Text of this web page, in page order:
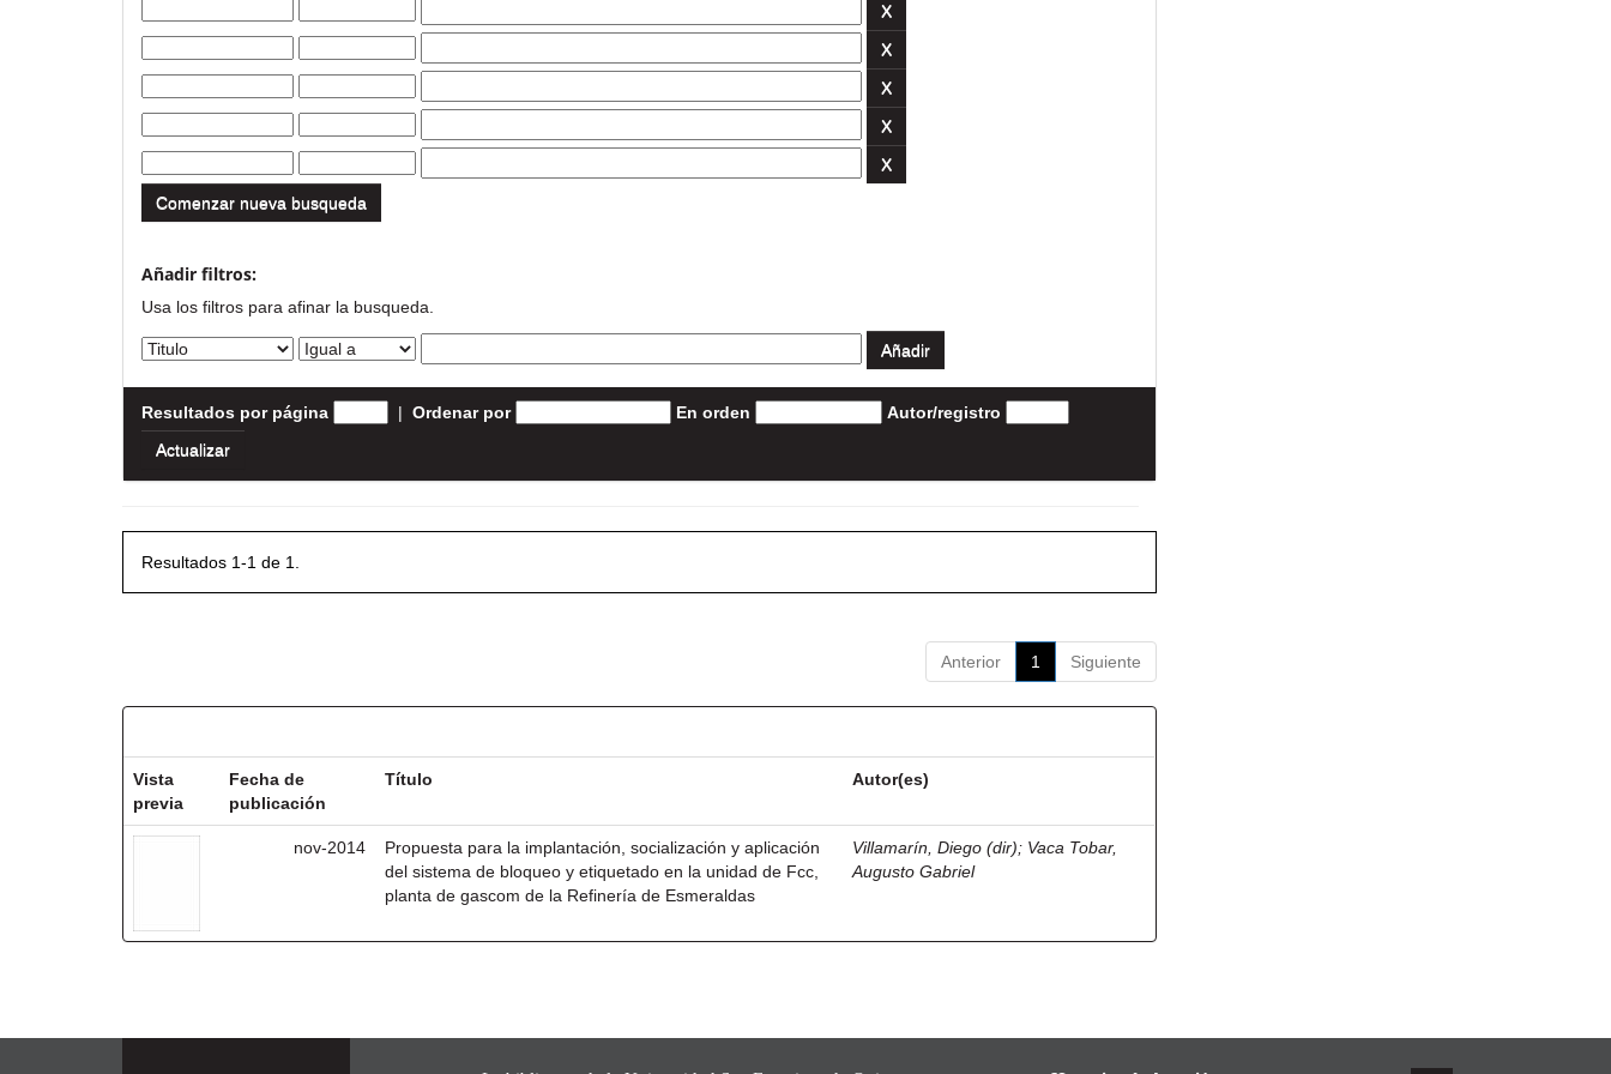
Comenzar nueva busqueda
Añadir filtros:
Usa los filtros para afinar la busqueda.
Resultados por página | Ordenar por En orden Autor/registro
Resultados 1-1 de 1.
Anterior 1 Siguiente
Vista
previa
Fecha de
publicación
Título Autor(es)
nov-2014
Propuesta para la implantación, socialización y aplicación
del sistema de bloqueo y etiquetado en la unidad de Fcc,
planta de gascom de la Refinería de Esmeraldas
Villamarín, Diego (dir); Vaca Tobar,
Augusto Gabriel